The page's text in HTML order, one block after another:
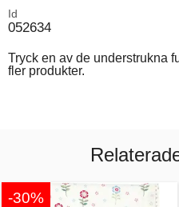
Id
052634
Tryck en av de understrukna
fler produkter.
-30%